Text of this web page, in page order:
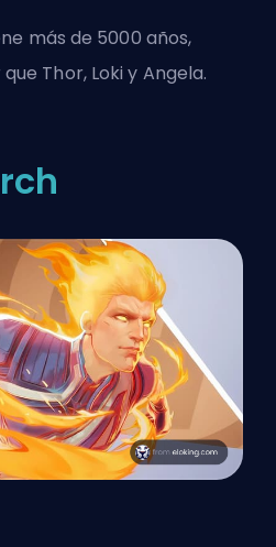
más de 5000 años,
Thor, Loki y Angela.